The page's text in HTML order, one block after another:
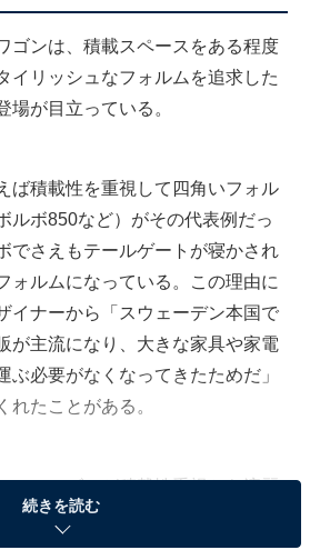
ゴンは、積載スペースをある程度
イリッシュなフォルムを追求した
場が目立っている。
ば積載性を重視して四角いフォル
ルボ850など）がその代表例だっ
でさえもテールゲートが寝かされ
ォルムになっている。この理由に
イナーから「スウェーデン本国で
が主流になり、大きな家具や家電
ぶ必要がなくなってきたためだ」
れたことがある。
ョンワゴンが積載性重視から流麗
しつつあるのは、通販の利用が増
は定かではないが、メルセデス・
続きを読む